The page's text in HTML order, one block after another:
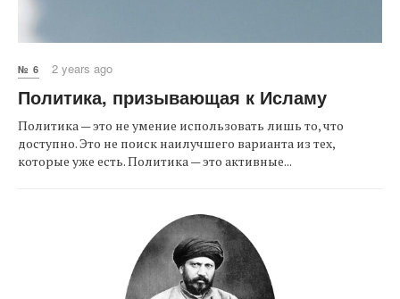
№ 6 2 years ago
Политика, призывающая к Исламу
Политика — это не умение использовать лишь то, что
доступно. Это не поиск наилучшего варианта из тех,
которые уже есть. Политика — это активные...